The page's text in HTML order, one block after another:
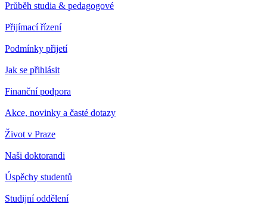
Průběh studia & pedagogové
Přijímací řízení
Podmínky přijetí
Jak se přihlásit
Finanční podpora
Akce, novinky a časté dotazy
Život v Praze
Naši doktorandi
Úspěchy studentů
Studijní oddělení